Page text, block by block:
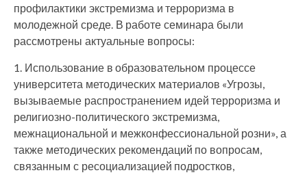
профилактики экстремизма и терроризма в
молодежной среде. В работе семинара были
рассмотрены актуальные вопросы:
1. Использование в образовательном процессе
университета методических материалов «Угрозы,
вызываемые распространением идей терроризма и
религиозно-политического экстремизма,
межнациональной и межконфессиональной розни», а
также методических рекомендаций по вопросам,
связанным с ресоциализацией подростков,